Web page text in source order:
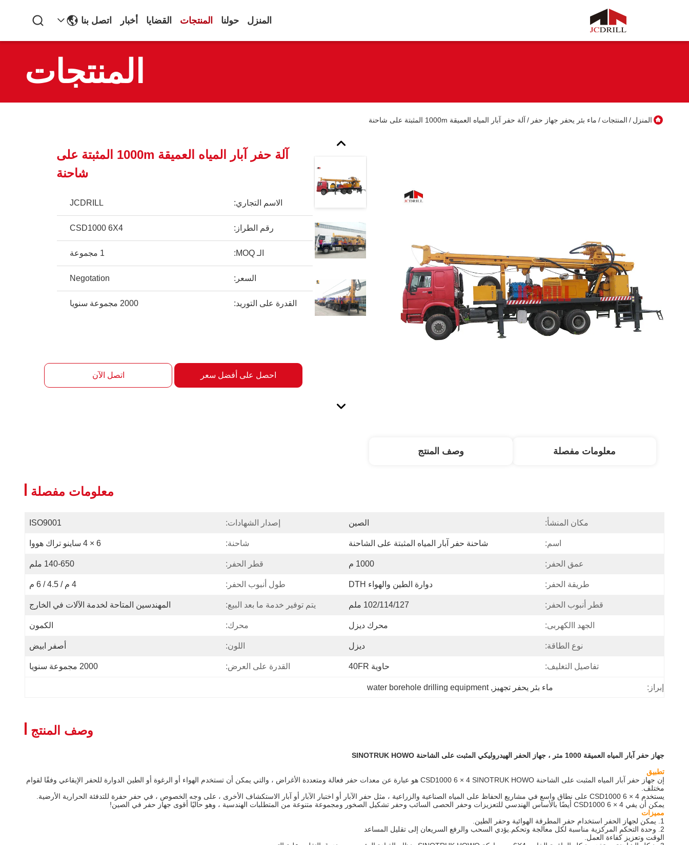
المنزل حولنا المنتجات القضايا أخبار اتصل بنا
المنتجات
المنزل / المنتجات / ماء بئر يحفر جهاز حفر /آلة حفر آبار المياه العميقة 1000m المثبتة على شاحنة
آلة حفر آبار المياه العميقة 1000m المثبتة على
شاحنة
الاسم التجاري: JCDRILL
رقم الطراز: CSD1000 6X4
الـ MOQ: 1 مجموعة
السعر: Negotation
القدرة على التوريد: 2000 مجموعة سنويا
احصل على أفضل سعر اتصل الآن
معلومات مفصلة وصف المنتج
معلومات مفصلة
مكان المنشأ: الصين إصدار الشهادات: ISO9001
اسم: شاحنة حفر آبار المياه المثبتة على الشاحنة شاحنة: 6 × 4 ساينو تراك هووا
عمق الحفر: 1000 م قطر الحفر: 140-650 ملم
طريقة الحفر: دوارة الطين والهواء DTH طول أنبوب الحفر: 4 م / 4.5 / 6 م
قطر أنبوب الحفر: 102/114/127 ملم يتم توفير خدمة ما بعد البيع: المهندسين المتاحة لخدمة الآلات في الخارج
الجهد االكهربى: محرك ديزل محرك: الكمون
نوع الطاقة: ديزل اللون: أصفر ابيض
تفاصيل التغليف: حاوية 40FR القدرة على العرض: 2000 مجموعة سنويا
إبراز: ماء بئر يحفر تجهيز ,
water borehole drilling equipment
وصف المنتج
جهاز حفر آبار المياه العميقة 1000 متر ، جهاز الحفر الهيدروليكي المثبت على الشاحنة SINOTRUK HOWO
تطبيق
إن جهاز حفر آبار المياه المثبت على الشاحنة CSD1000 6 × 4 SINOTRUK HOWO هو عبارة عن معدات حفر فعالة ومتعددة الأغراض ، والتي يمكن أن تستخدم الهواء أو الرغوة أو الطين الدوارة للحفر الإيقاعي وفقًا لقوام
مختلف.
يستخدم CSD1000 6 × 4 على نطاق واسع في مشاريع الحفاظ على المياه الصناعية والزراعية ، مثل حفر الآبار أو اختبار الآبار أو آبار الاستكشاف الأخرى ، على وجه الخصوص ، في حفر حفرة للتدفئة الحرارية الأرضية.
يمكن أن يفي CSD1000 6 × 4 أيضًا بالأساس الهندسي للتعزيزات وحفر الحصى السائب وحفر تشكيل الصخور ومجموعة متنوعة من المتطلبات الهندسية ، وهو حاليًا أقوى جهاز حفر في الصين!
مميزات
1. يمكن لجهاز الحفر استخدام حفر المطرقة الهوائية وحفر الطين.
2. وحدة التحكم المركزية مناسبة لكل معالجة وتحكم.يؤدي السحب والرفع السريعان إلى تقليل المساعد
الوقت وتعزيز كفاءة العمل.